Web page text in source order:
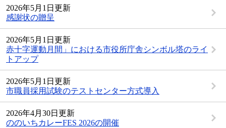
2026年5月1日更新
感謝状の贈呈
2026年5月1日更新
赤十字運動月間」における市役所庁舎シンボル塔のライ
トアップ
2026年5月1日更新
市職員採用試験のテストセンター方式導入
2026年4月30日更新
ののいちカレーFES 2026の開催